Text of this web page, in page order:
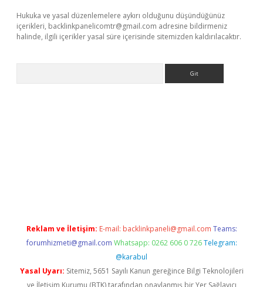
Hukuka ve yasal düzenlemelere aykırı olduğunu düşündüğünüz
içerikleri, backlinkpanelicomtr@gmail.com adresine bildirmeniz
halinde, ilgili içerikler yasal süre içerisinde sitemizden kaldırılacaktır.
Reklam ve İletişim: E-mail: backlinkpaneli@gmail.com Teams:
forumhizmeti@gmail.com Whatsapp: 0262 606 0 726 Telegram:
@karabul
Yasal Uyarı: Sitemiz, 5651 Sayılı Kanun gereğince Bilgi Teknolojileri
ve İletişim Kurumu (BTK) tarafından onaylanmış bir Yer Sağlayıcı